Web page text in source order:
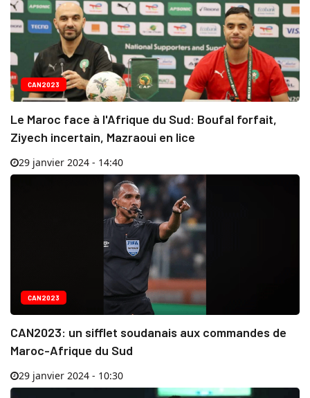
CAN2023
Le Maroc face à l'Afrique du Sud: Boufal forfait,
Ziyech incertain, Mazraoui en lice
29 janvier 2024 - 14:40
CAN2023
CAN2023: un sifflet soudanais aux commandes de
Maroc-Afrique du Sud
29 janvier 2024 - 10:30